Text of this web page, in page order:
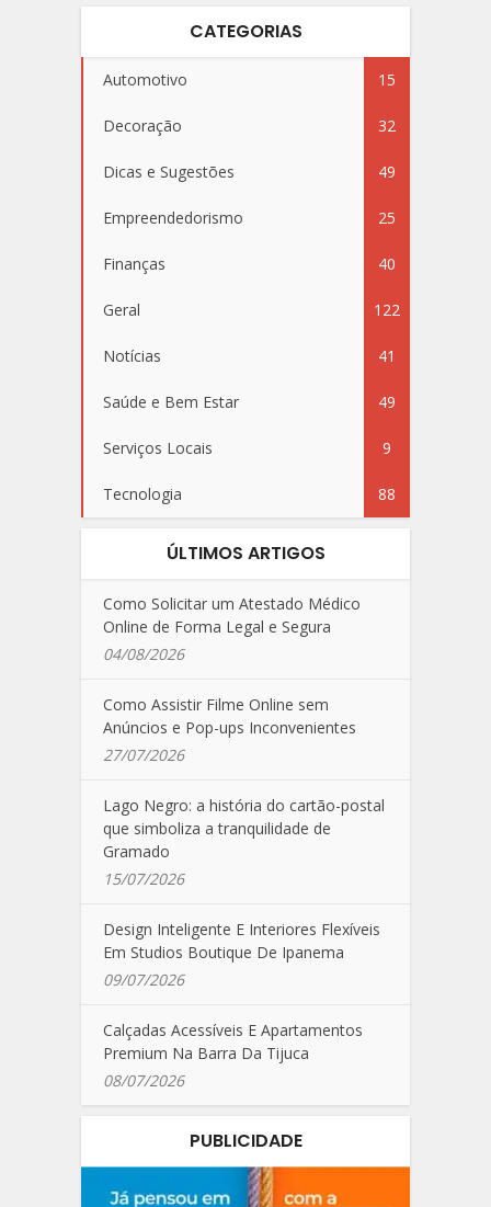
CATEGORIAS
Automotivo 15
Decoração 32
Dicas e Sugestões 49
Empreendedorismo 25
Finanças 40
Geral 122
Notícias 41
Saúde e Bem Estar 49
Serviços Locais 9
Tecnologia 88
ÚLTIMOS ARTIGOS
Como Solicitar um Atestado Médico
Online de Forma Legal e Segura
04/08/2026
Como Assistir Filme Online sem
Anúncios e Pop-ups Inconvenientes
27/07/2026
Lago Negro: a história do cartão-postal
que simboliza a tranquilidade de
Gramado
15/07/2026
Design Inteligente E Interiores Flexíveis
Em Studios Boutique De Ipanema
09/07/2026
Calçadas Acessíveis E Apartamentos
Premium Na Barra Da Tijuca
08/07/2026
PUBLICIDADE